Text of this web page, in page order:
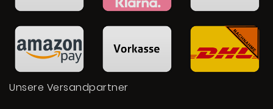
Unsere Versandpartner